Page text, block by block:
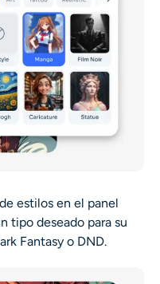
estilos en el panel
tipo deseado para su
Fantasy o DND.